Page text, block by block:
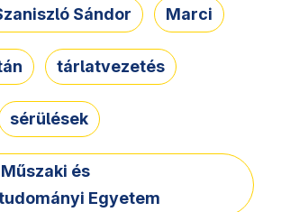
Sándor Marci
tárlatvezetés
sérülések
és
Egyetem